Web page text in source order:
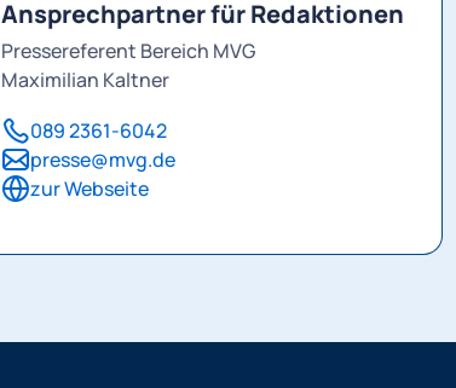
Ansprechpartner für Redaktionen
Pressereferent Bereich MVG
Maximilian Kaltner
089 2361-6042
presse@mvg.de
zur Webseite